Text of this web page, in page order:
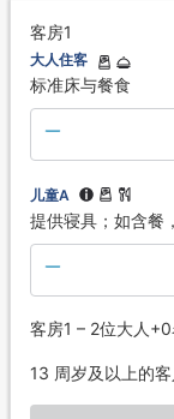
客房1
大人住客
标准床与餐食
儿童A
提供寝具；如含餐
客房1 – 2位大人
13 周岁及以上的